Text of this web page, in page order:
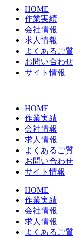
HOME
作業実績
会社情報
求人情報
よくあるご
お問い合わせ
サイト情報
HOME
作業実績
会社情報
求人情報
よくあるご
お問い合わせ
サイト情報
HOME
作業実績
会社情報
求人情報
よくあるご